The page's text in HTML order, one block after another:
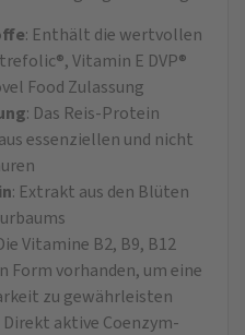
: Enthält die wertvollen
Vitamin E DVP®
Food Zulassung
: Das Reis-Protein
essenziellen und nicht
: Extrakt aus den Blüten
Vitamine B2, B9, B12
Form vorhanden, um eine
zu gewährleisten
Direkt aktive Coenzym-